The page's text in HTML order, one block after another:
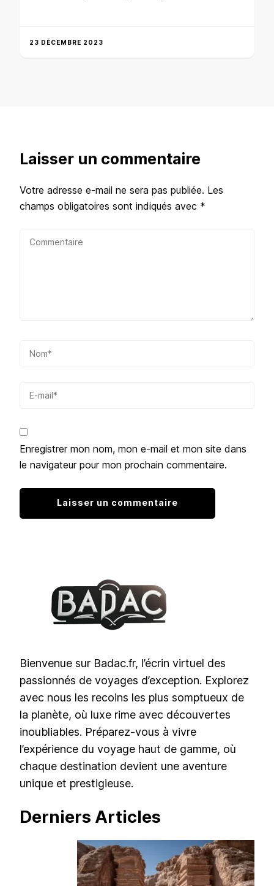
23 DÉCEMBRE 2023
Laisser un commentaire
Votre adresse e-mail ne sera pas publiée. Les
champs obligatoires sont indiqués avec *
Enregistrer mon nom, mon e-mail et mon site dans
le navigateur pour mon prochain commentaire.
Bienvenue sur Badac.fr, l’écrin virtuel des
passionnés de voyages d’exception. Explorez
avec nous les recoins les plus somptueux de
la planète, où luxe rime avec découvertes
inoubliables. Préparez-vous à vivre
l’expérience du voyage haut de gamme, où
chaque destination devient une aventure
unique et prestigieuse.
Derniers Articles